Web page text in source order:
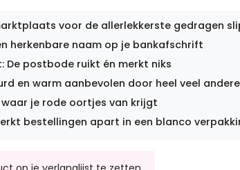
voor de allerlekkerste gedragen
herkenbare naam op je bankafschrift
De postbode ruikt én merkt niks
en warm aanbevolen door heel veel
waar je rode oortjes van krijgt
bestellingen apart in een blanco